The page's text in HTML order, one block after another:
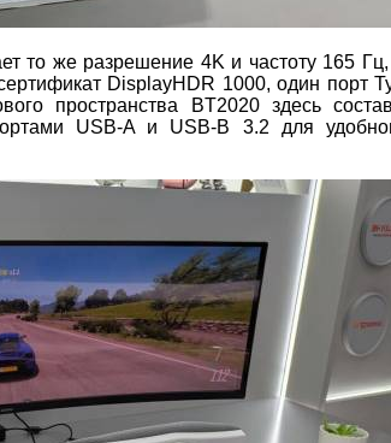
то же разрешение 4K и частоту 165
DisplayHDR 1000, один порт
пространства BT2020 здесь
USB-A и USB-B 3.2 для